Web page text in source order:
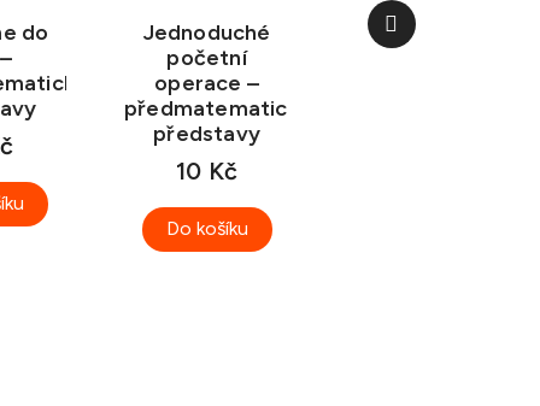
do
Jednoduché
početní
operace –
předmatematické
představy
10 Kč
Do košíku
Další
produkt